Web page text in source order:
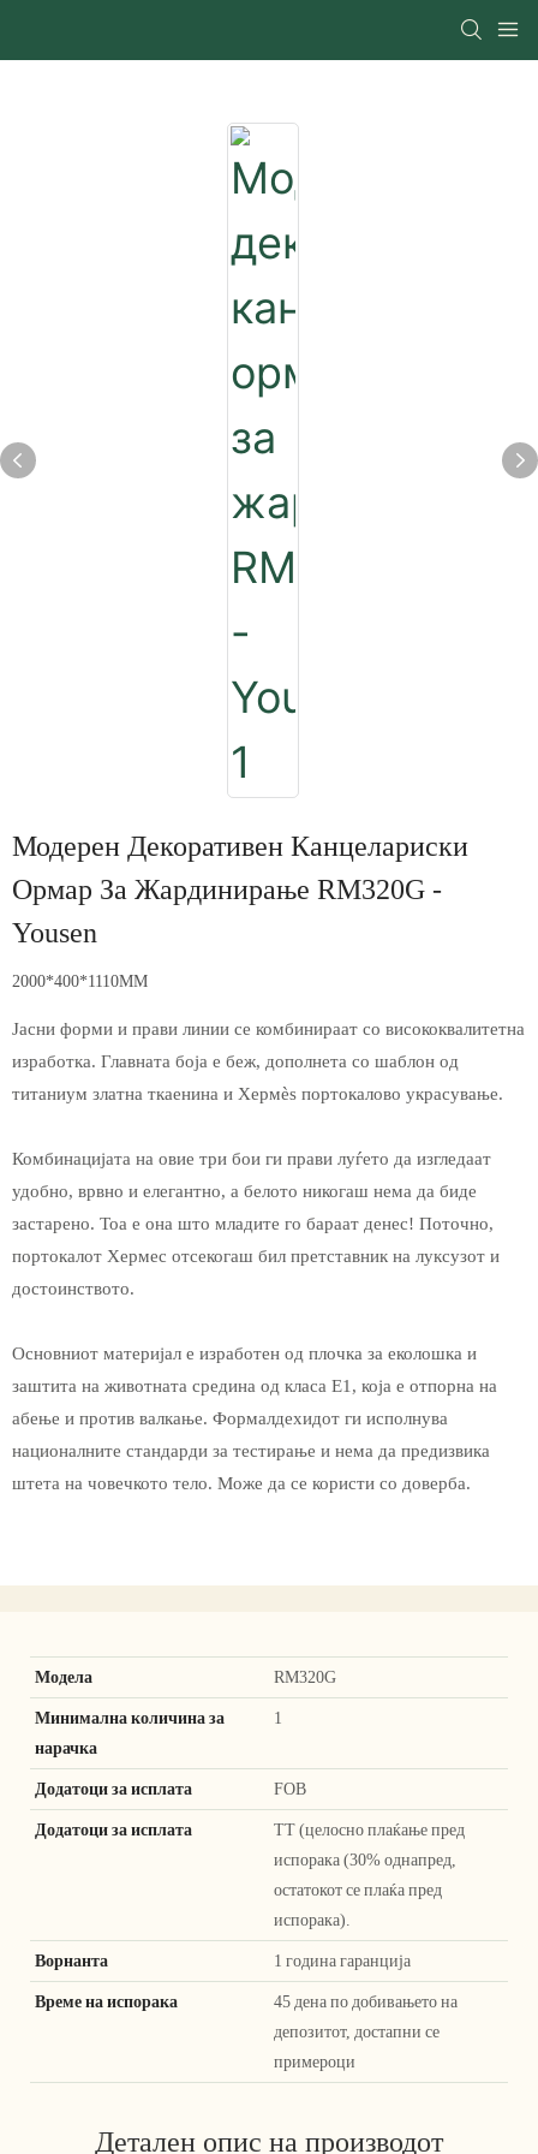
Модерен Декоративен Канцелариски
Ормар За Жардинирање RM320G -
Yousen
2000*400*1110MM
Јасни форми и прави линии се комбинираат со висококвалитетна
изработка. Главната боја е беж, дополнета со шаблон од
титаниум златна ткаенина и Хермès портокалово украсување.
Комбинацијата на овие три бои ги прави луѓето да изгледаат
удобно, врвно и елегантно, а белото никогаш нема да биде
застарено. Тоа е она што младите го бараат денес! Поточно,
портокалот Хермес отсекогаш бил претставник на луксузот и
достоинството.
Основниот материјал е изработен од плочка за еколошка и
заштита на животната средина од класа Е1, која е отпорна на
абење и против валкање. Формалдехидот ги исполнува
националните стандарди за тестирање и нема да предизвика
штета на човечкото тело. Може да се користи со доверба.
Модела RM320G
Минимална количина за
нарачка
1
Додатоци за исплата FOB
Додатоци за исплата
ТТ (целосно плаќање пред
испорака (30% однапред,
остатокот се плаќа пред
испорака).
Ворнанта 1 година гаранција
Време на испорака
45 дена по добивањето на
депозитот, достапни се
примероци
Детален опис на производот